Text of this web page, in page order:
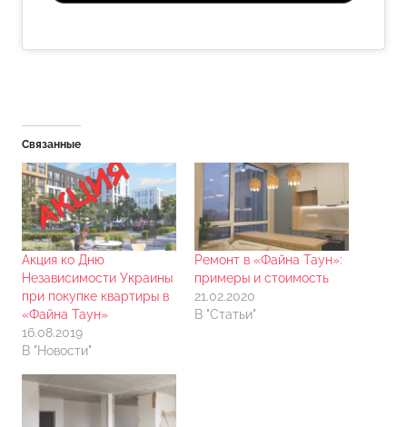
Связанные
Акция ко Дню
Независимости Украины
при покупке квартиры в
«Файна Таун»
16.08.2019
В "Новости"
Ремонт в «Файна Таун»:
примеры и стоимость
21.02.2020
В "Статьи"